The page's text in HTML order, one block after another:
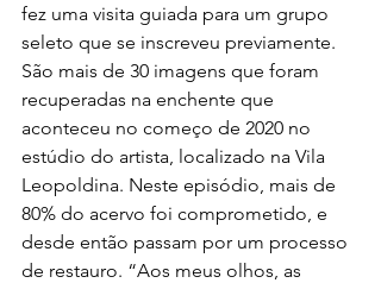
fez uma visita guiada para um grupo
seleto que se inscreveu previamente.
São mais de 30 imagens que foram
recuperadas na enchente que
aconteceu no começo de 2020 no
estúdio do artista, localizado na Vila
Leopoldina. Neste episódio, mais de
80% do acervo foi comprometido, e
desde então passam por um processo
de restauro. “Aos meus olhos, as